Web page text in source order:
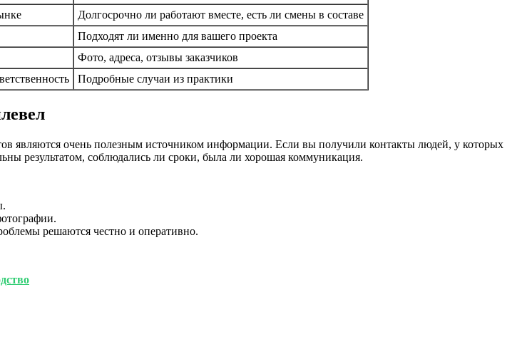
Долгосрочно ли работают вместе, есть ли смены в составе
Подходят ли именно для вашего проекта
Фото, адреса, отзывы заказчиков
Подробные случаи из практики
являются очень полезным источником информации. Если вы получили контакты людей, у которых
результатом, соблюдались ли сроки, была ли хорошая коммуникация.
решаются честно и оперативно.